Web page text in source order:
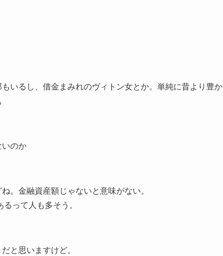
いるし、借金まみれのヴィトン女とか。単純に昔より豊か
いのか
。金融資産額じゃないと意味がない。
って人も多そう。
と思いますけど。